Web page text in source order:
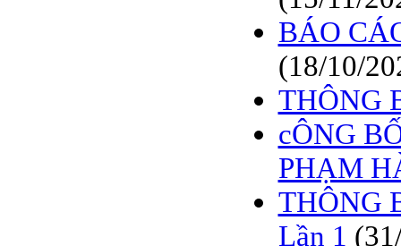
BÁO
(18/10/
THÔNG
cÔNG
PHẠM
THÔNG
Lần 1